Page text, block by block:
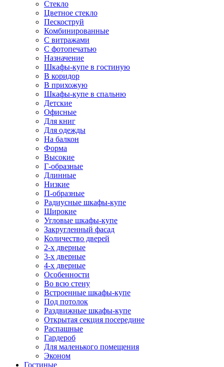
Стекло
Цветное стекло
Пескоструй
Комбинированные
С витражами
С фотопечатью
Назначение
Шкафы-купе в гостиную
В коридор
В прихожую
Шкафы-купе в спальню
Детские
Офисные
Для книг
Для одежды
На балкон
Форма
Высокие
Г-образные
Длинные
Низкие
П-образные
Радиусные шкафы-купе
Широкие
Угловые шкафы-купе
Закругленный фасад
Количество дверей
2-х дверные
3-х дверные
4-х дверные
Особенности
Во всю стену
Встроенные шкафы-купе
Под потолок
Раздвижные шкафы-купе
Открытая секция посередине
Распашные
Гардероб
Для маленького помещения
Эконом
Гостиные